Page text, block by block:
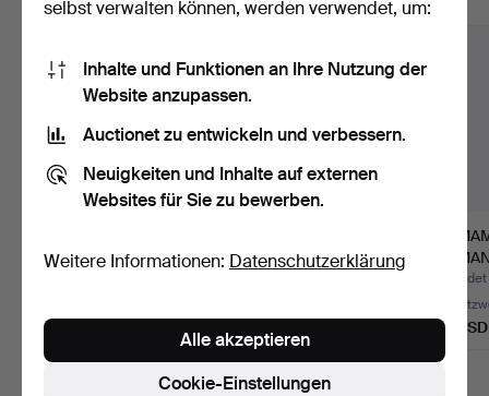
Eisenständer - um
346 USD
Abendmahl".
87 USD
selbst verwalten können, werden verwendet, um:
Inhalte und Funktionen an Ihre Nutzung der
Website anzupassen.
Auctionet zu entwickeln und verbessern.
Neuigkeiten und Inhalte auf externen
Websites für Sie zu bewerben.
Weitere Informationen: Datenschutzerklärung
Cookie-Einstellungen
Alle akzeptieren